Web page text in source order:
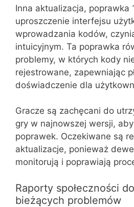
Inna aktualizacja, poprawka
uproszczenie interfejsu
wprowadzania kodów,
intuicyjnym. Ta poprawka
problemy, w których kody
rejestrowane, zapewniając
doświadczenie dla
Gracze są zachęcani do
gry w najnowszej wersji,
poprawek. Oczekiwane są
aktualizacje, ponieważ
monitorują i poprawiają
Raporty społeczności
bieżących problemów